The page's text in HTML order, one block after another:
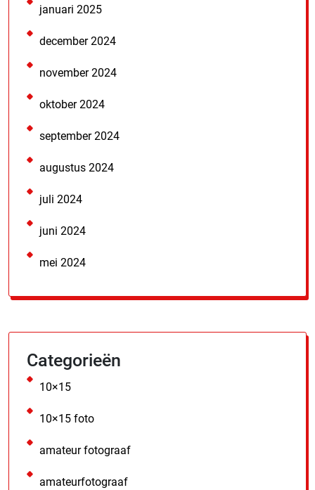
januari 2025
december 2024
november 2024
oktober 2024
september 2024
augustus 2024
juli 2024
juni 2024
mei 2024
Categorieën
10×15
10×15 foto
amateur fotograaf
amateurfotograaf